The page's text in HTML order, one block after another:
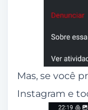
Mas, se você
Instagram e